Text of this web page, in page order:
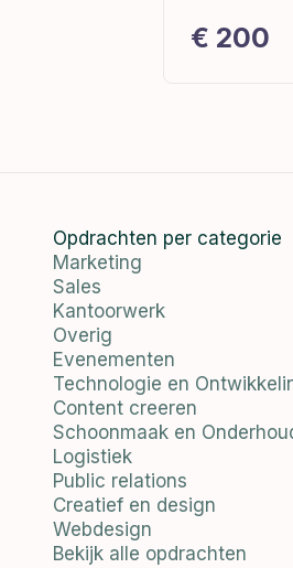
€ 200
Opdrachten per categorie
Marketing
Sales
Kantoorwerk
Overig
Evenementen
Technologie en
Content creeren
Schoonmaak en
Logistiek
Public relations
Creatief en design
Webdesign
Bekijk alle opdrachten